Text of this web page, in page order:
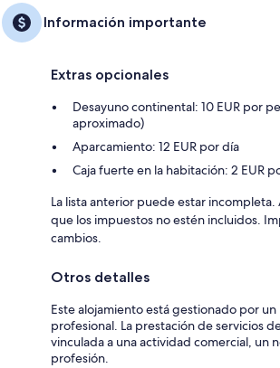
Información importante
Extras opcionales
Desayuno continental: 10 EUR por
aproximado)
Aparcamiento: 12 EUR por día
Caja fuerte en la habitación: 2 EUR
La lista anterior puede estar
que los impuestos no estén incluidos.
cambios.
Otros detalles
Este alojamiento está gestionado por
profesional. La prestación de servicios
vinculada a una actividad comercial, un
profesión.